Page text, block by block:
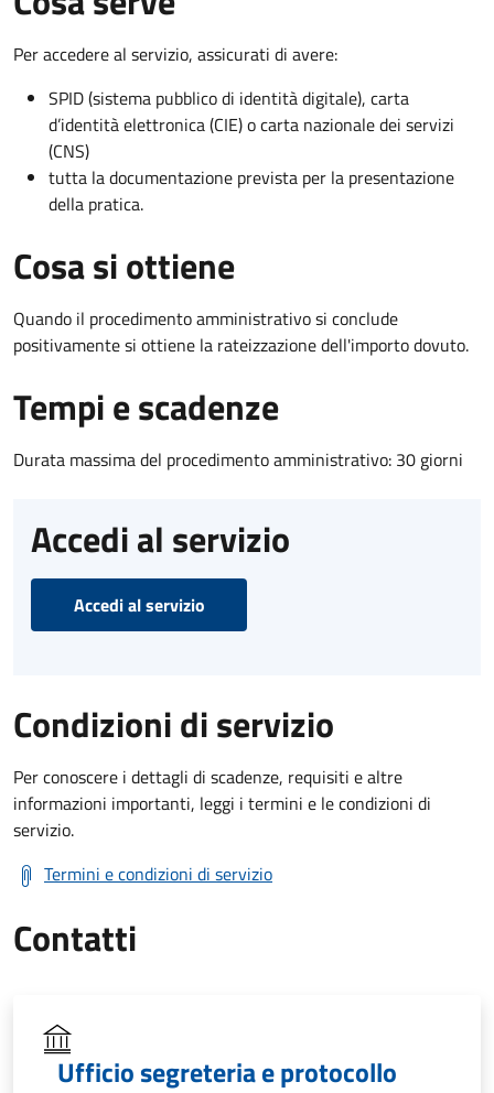
Per accedere al servizio, assicurati di avere:
SPID (sistema pubblico di identità digitale), carta
d’identità elettronica (CIE) o carta nazionale dei servizi
(CNS)
tutta la documentazione prevista per la presentazione
della pratica.
Cosa si ottiene
Quando il procedimento amministrativo si conclude
positivamente si ottiene la rateizzazione dell'importo dovuto.
Tempi e scadenze
Durata massima del procedimento amministrativo: 30 giorni
Accedi al servizio
Accedi al servizio
Condizioni di servizio
Per conoscere i dettagli di scadenze, requisiti e altre
informazioni importanti, leggi i termini e le condizioni di
servizio.
Termini e condizioni di servizio
Contatti
Ufficio segreteria e protocollo